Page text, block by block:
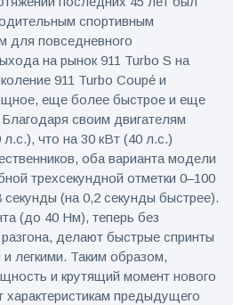
из
спортивным
для повседневного
на рынок 911 Turbo S на
911 Turbo Coupé и
еще более быстрое и еще
своим двигателям
что на 30 кВт (40 л.с.)
оба варианта модели
трехсекундной отметки 0–100
(на 0,2 секунды быстрее).
(до 40 Нм), теперь без
делают быстрые спринты
легкими. Таким образом,
и крутящий момент нового
характеристикам предыдущего